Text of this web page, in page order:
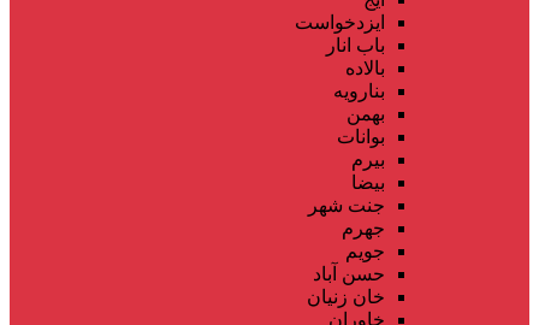
ایزدخواست
باب انار
بالاده
بنارویه
بهمن
بوانات
بیرم
بیضا
جنت شهر
جهرم
جویم
حسن آباد
خان زنیان
خاوران